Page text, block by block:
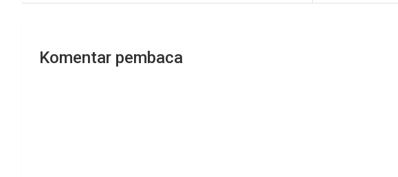
Komentar pembaca